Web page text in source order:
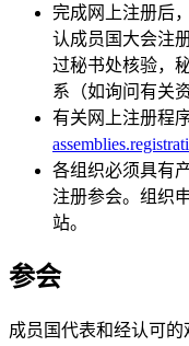
完成网上注册后
认成员国大会注
过秘书处核验，
系（如询问有关
有关网上注册程
各组织必须具有
注册参会。组织
站。
参会
成员国代表和经认可